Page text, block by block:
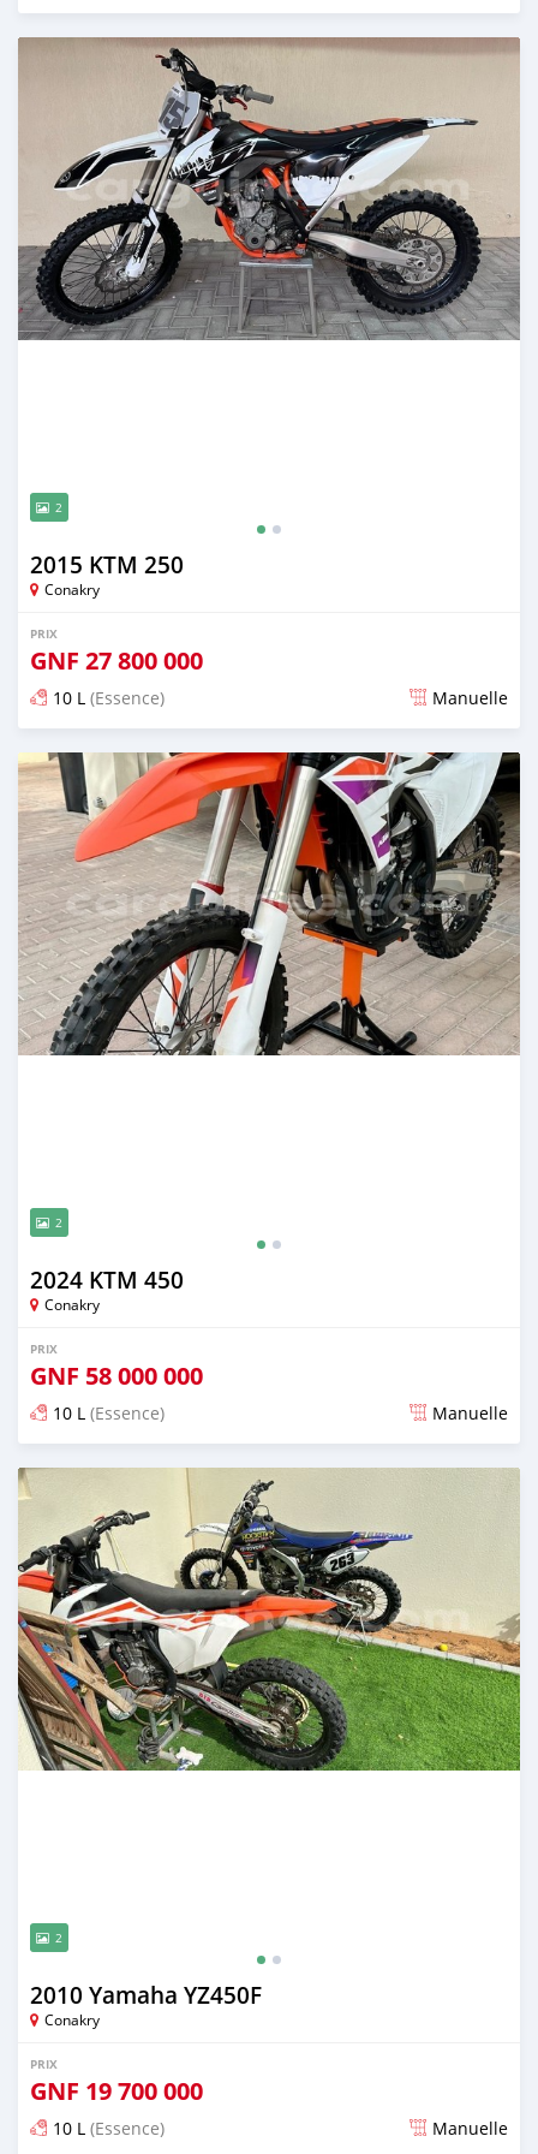
Publié il y a environ 2 ans
2
2015 KTM 250
Conakry
PRIX
GNF 27 800 000
10 L (Essence) Manuelle
Publié il y a environ 2 ans
2
2024 KTM 450
Conakry
PRIX
GNF 58 000 000
10 L (Essence) Manuelle
Publié il y a environ 2 ans
2
2010 Yamaha YZ450F
Conakry
PRIX
GNF 19 700 000
10 L (Essence) Manuelle